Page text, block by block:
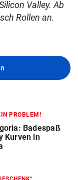
Valley. Ab
Rollen an.
PROBLEM!
Badespaß
Kurven in